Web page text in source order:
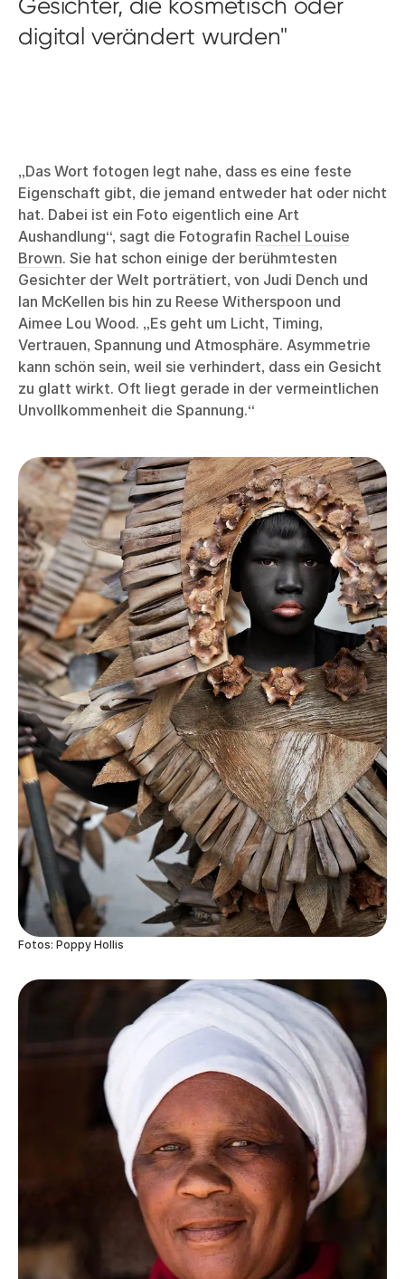
digital verändert wurden
„Das Wort fotogen legt nahe, dass es eine feste
Eigenschaft gibt, die jemand entweder hat oder nicht
hat. Dabei ist ein Foto eigentlich eine Art
Aushandlung“, sagt die Fotografin Rachel Louise
Brown. Sie hat schon einige der berühmtesten
Gesichter der Welt porträtiert, von Judi Dench und
Ian McKellen bis hin zu Reese Witherspoon und
Aimee Lou Wood. „Es geht um Licht, Timing,
Vertrauen, Spannung und Atmosphäre. Asymmetrie
kann schön sein, weil sie verhindert, dass ein Gesicht
zu glatt wirkt. Oft liegt gerade in der vermeintlichen
Unvollkommenheit die Spannung.“
Fotos: Poppy Hollis